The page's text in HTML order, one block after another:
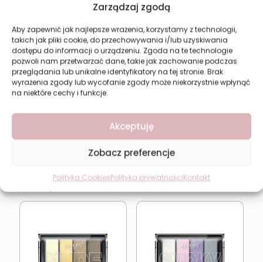
Zarządzaj zgodą
Aby zapewnić jak najlepsze wrażenia, korzystamy z technologii,
takich jak pliki cookie, do przechowywania i/lub uzyskiwania
dostępu do informacji o urządzeniu. Zgoda na te technologie
pozwoli nam przetwarzać dane, takie jak zachowanie podczas
przeglądania lub unikalne identyfikatory na tej stronie. Brak
wyrażenia zgody lub wycofanie zgody może niekorzystnie wpłynąć
na niektóre cechy i funkcje.
Akceptuję
Zobacz preferencje
Polityka CookiesPolityka prywatnościKontakt
lubiących naturalny makijaż oka
szukających perłowych cieni nude
wykonujących makijaż dzienny i wieczorowy
ceniących trwałe i łatwe w blendowaniu cienie
Może spodoba się również…